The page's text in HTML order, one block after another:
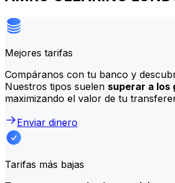
Mejores tarifas
Compáranos con tu banco y
Nuestros tipos suelen superar a los
maximizando el valor de tu
Enviar dinero
Tarifas más bajas